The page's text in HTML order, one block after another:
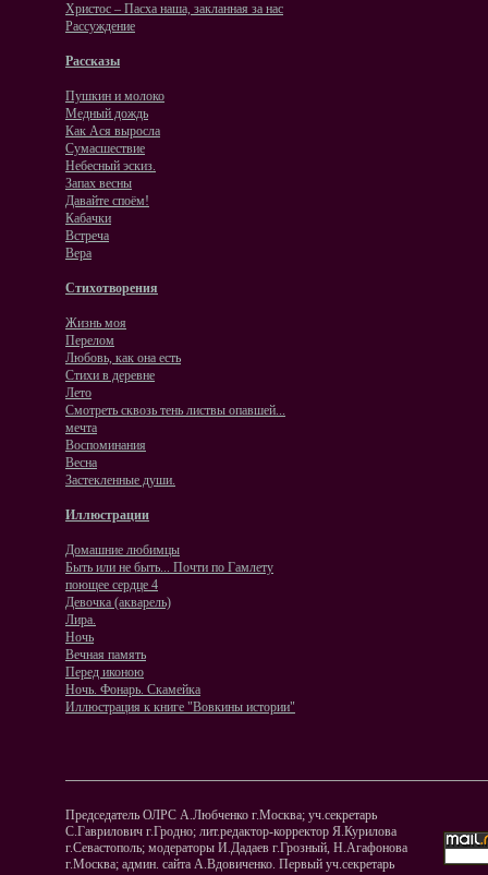
Христос – Пасха наша, закланная за нас
Рассуждение
Рассказы
Пушкин и молоко
Медный дождь
Как Ася выросла
Сумасшествие
Небесный эскиз.
Запах весны
Давайте споём!
Кабачки
Встреча
Вера
Стихотворения
Жизнь моя
Перелом
Любовь, как она есть
Стихи в деревне
Лето
Смотреть сквозь тень листвы опавшей...
мечта
Воспоминания
Весна
Застекленные души.
Иллюстрации
Домашние любимцы
Быть или не быть... Почти по Гамлету
поющее сердце 4
Девочка (акварель)
Лира.
Ночь
Вечная память
Перед иконою
Ночь. Фонарь. Скамейка
Иллюстрация к книге "Вовкины истории"
Председатель ОЛРС А.Любченко г.Москва; уч.секретарь
С.Гаврилович г.Гродно; лит.редактор-корректор Я.Курилова
г.Севастополь; модераторы И.Дадаев г.Грозный, Н.Агафонова
г.Москва; админ. сайта А.Вдовиченко. Первый уч.секретарь